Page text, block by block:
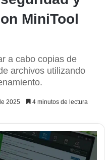
MiniTool
a cabo copias de
archivos utilizando
2025 4 minutos de lectura